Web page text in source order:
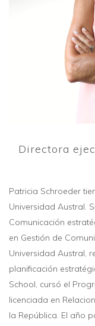
Directora
Patricia Schroeder
Universidad Austral.
Comunicación
en Gestión de
Universidad Austral,
planificación
School, cursó el
licenciada en
la República. El año